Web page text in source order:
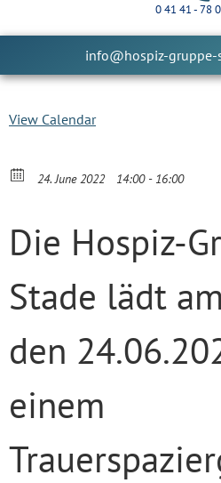
0 41 41 - 78
info@hospiz-gruppe-
View Calendar
24. June 2022 14:00 - 16:00
Die Hospiz-
Stade lädt
den
einem